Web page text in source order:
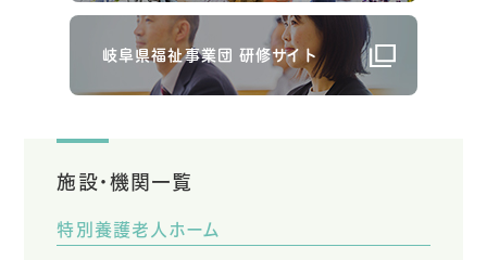
岐阜県福祉事業団 研修サイト
施設・機関一覧
特別養護老人ホーム